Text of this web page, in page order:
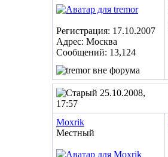
Регистрация: 17.10.2007
Адрес: Москва
Сообщений: 13,124
25.10.2008,
17:57
Moxrik
Местный